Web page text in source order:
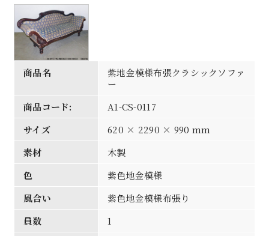
商品名
紫地金模様布張クラシックソファ
ー
商品コード:
A1-CS-0117
サイズ
620 × 2290 × 990 mm
素材
木製
色
紫色地金模様
風合い
紫色地金模様布張り
員数
1